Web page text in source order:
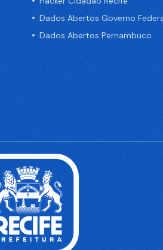
Dados Abertos Governo
Dados Abertos Pernambuco